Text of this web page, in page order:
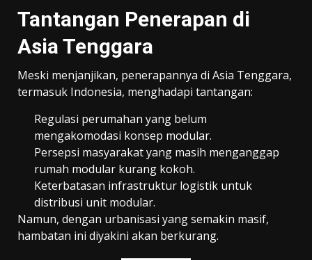
Tantangan Penerapan di
Asia Tenggara
Meski menjanjikan, penerapannya di Asia Tenggara,
termasuk Indonesia, menghadapi tantangan:
Regulasi perumahan yang belum
mengakomodasi konsep modular.
Persepsi masyarakat yang masih menganggap
rumah modular kurang kokoh.
Keterbatasan infrastruktur logistik untuk
distribusi unit modular.
Namun, dengan urbanisasi yang semakin masif,
hambatan ini diyakini akan berkurang.